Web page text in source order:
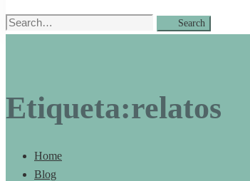
Search
Search
Etiqueta:relatos
Home
Blog